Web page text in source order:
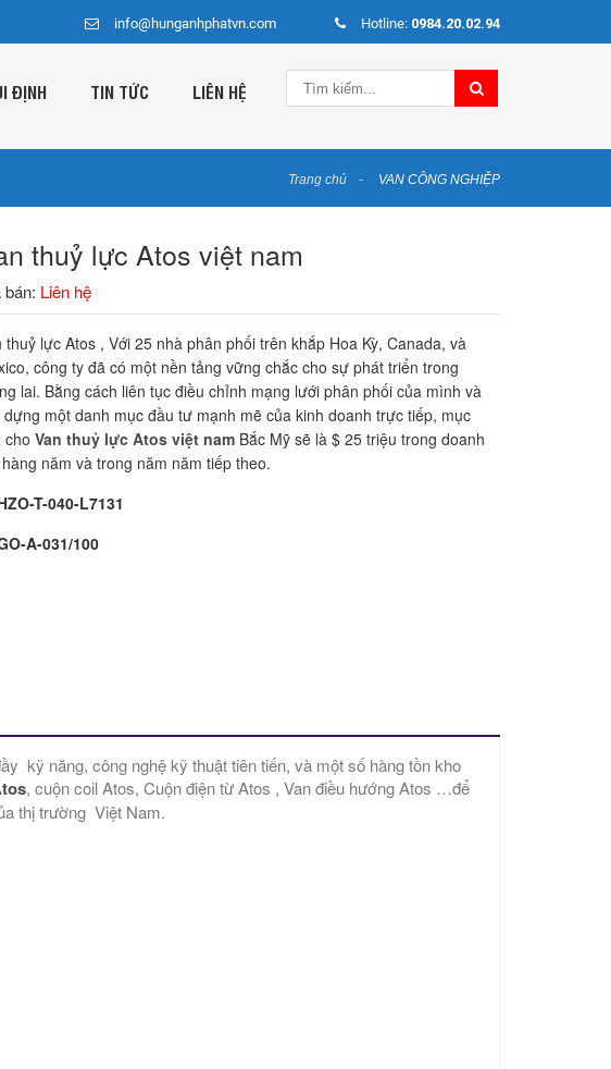
info@hunganhphatvn.com Hotline: 0984.20.02.94
ĐỊNH TIN TỨC LIÊN HỆ
Trang chủ VAN CÔNG NGHIỆP
thuỷ lực Atos việt nam
bán: Liên hệ
thuỷ lực Atos , Với 25 nhà phân phối trên khắp Hoa Kỳ, Canada, và
công ty đã có một nền tảng vững chắc cho sự phát triển trong
lai. Bằng cách liên tục điều chỉnh mạng lưới phân phối của mình và
dựng một danh mục đầu tư mạnh mẽ của kinh doanh trực tiếp, mục
choVan thuỷ lực Atos việt nam Bắc Mỹ sẽ là $ 25 triệu trong doanh
năm và trong năm năm tiếp theo.
T-040-L7131
A-031/100
kỹ năng, công nghệ kỹ thuật tiên tiến, và một số hàng tồn kho
, cuộn coil Atos, Cuộn điện từ Atos , Van điều hướng Atos …để
thị trường Việt Nam.